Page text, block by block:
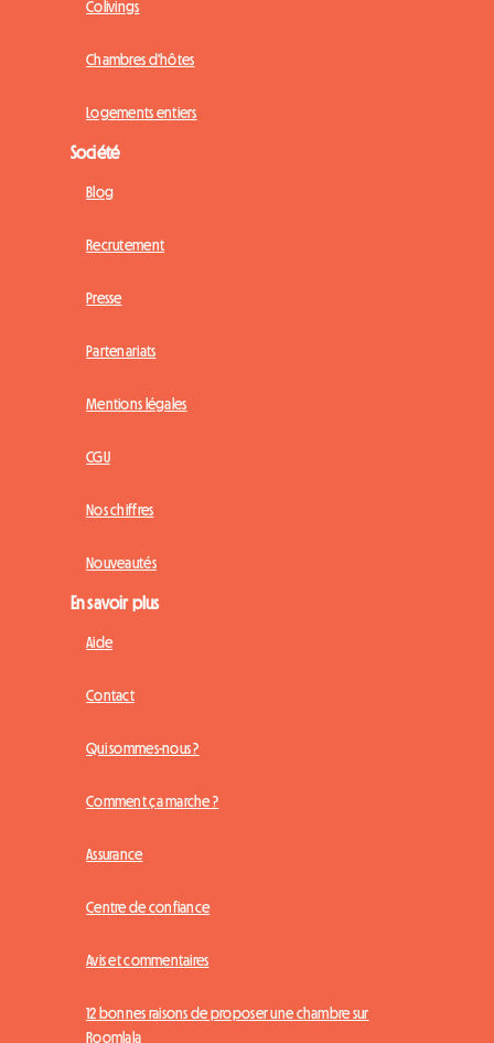
Colivings
Chambres d'hôtes
Logements entiers
Société
Blog
Recrutement
Presse
Partenariats
Mentions légales
CGU
Nos chiffres
Nouveautés
En savoir plus
Aide
Contact
Qui sommes-nous ?
Comment ça marche ?
Assurance
Centre de confiance
Avis et commentaires
12 bonnes raisons de proposer une chambre sur
Roomlala